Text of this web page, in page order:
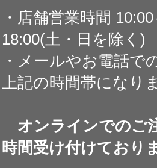
・店舗営業時間
18:00(土・日を除く)
・メールやお電話で
上記の時間帯になり
オンラインでのご
時間受け付けており